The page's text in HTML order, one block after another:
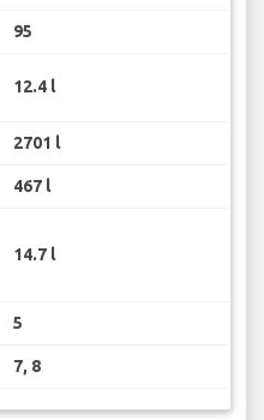
95
12.4 l
2701 l
467 l
14.7 l
5
7, 8